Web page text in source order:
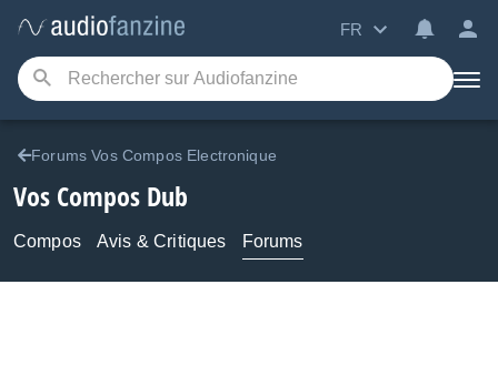
FR
Forums Vos Compos Electronique
Vos Compos Dub
Compos Avis & Critiques Forums